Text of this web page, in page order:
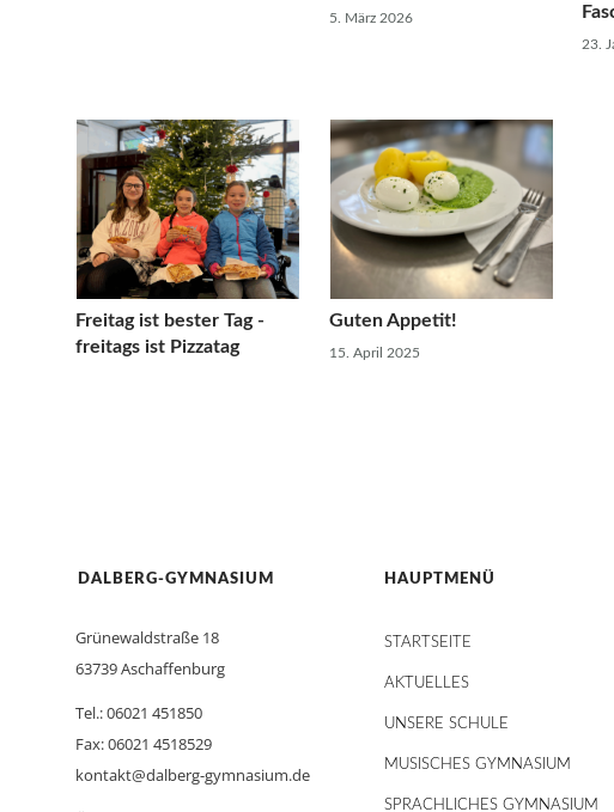
5. März 2026
23.
Freitag ist bester Tag -
freitags ist Pizzatag
Guten Appetit!
15. April 2025
DALBERG-GYMNASIUM
Grünewaldstraße 18
63739 Aschaffenburg
Tel.: 06021 451850
Fax: 06021 4518529
kontakt@dalberg-gymnasium.de
HAUPTMENÜ
STARTSEITE
AKTUELLES
UNSERE SCHULE
MUSISCHES GYMNASIUM
SPRACHLICHES GYMNASIUM